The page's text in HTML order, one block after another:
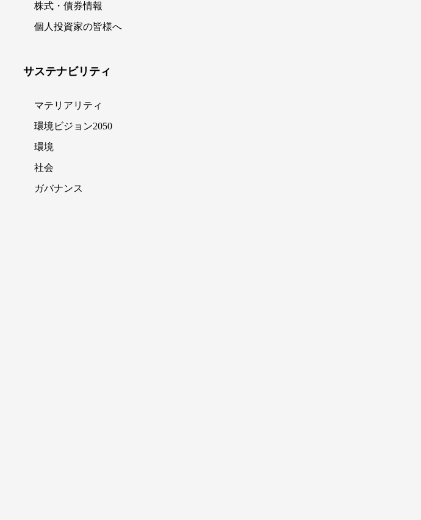
株式・債券情報
個人投資家の皆様へ
サステナビリティ
マテリアリティ
環境ビジョン2050
環境
社会
ガバナンス